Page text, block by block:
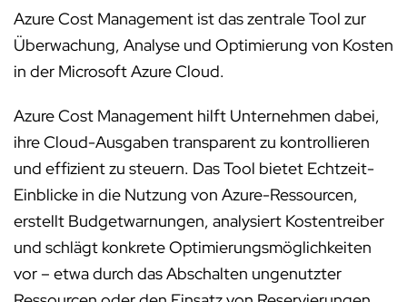
Azure Cost Management ist das zentrale Tool zur
Überwachung, Analyse und Optimierung von Kosten
in der Microsoft Azure Cloud.
Azure Cost Management hilft Unternehmen dabei,
ihre Cloud-Ausgaben transparent zu kontrollieren
und effizient zu steuern. Das Tool bietet Echtzeit-
Einblicke in die Nutzung von Azure-Ressourcen,
erstellt Budgetwarnungen, analysiert Kostentreiber
und schlägt konkrete Optimierungsmöglichkeiten
vor – etwa durch das Abschalten ungenutzter